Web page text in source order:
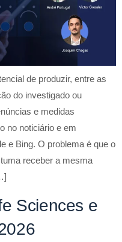
de produzir, entre as
do investigado ou
e medidas
no noticiário e em
e Bing. O problema é que o
receber a mesma
Sciences e